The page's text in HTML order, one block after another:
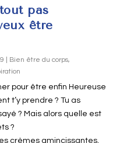
pas
être
Bien être du corps,
pour être enfin Heureuse
t’y prendre ? Tu as
? Mais alors quelle est
?
crèmes amincissantes,